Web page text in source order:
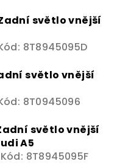
světlo vnější
8T8945095D
světlo vnější
8T0945096
světlo vnější
A5
Kód: 8T8945095F